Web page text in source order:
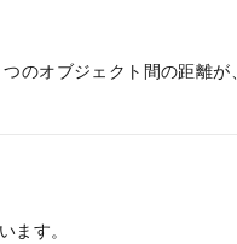
のオブジェクト間の距離
ます。